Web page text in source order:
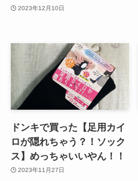
2023年12月10日
ドンキで買った【足用カイ
ロが隠れちゃう？！ソック
ス】めっちゃいいやん！！
2023年11月27日